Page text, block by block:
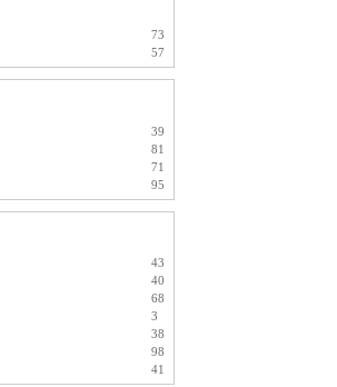
73
57
39
81
71
95
43
40
68
3
38
98
41